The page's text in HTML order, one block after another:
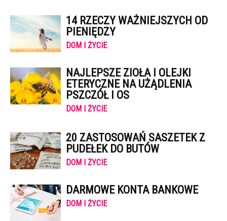
14 RZECZY WAŻNIEJSZYCH OD
PIENIĘDZY
DOM I ŻYCIE
NAJLEPSZE ZIOŁA I OLEJKI
ETERYCZNE NA UŻĄDLENIA
PSZCZÓŁ I OS
DOM I ŻYCIE
20 ZASTOSOWAŃ SASZETEK Z
PUDEŁEK DO BUTÓW
DOM I ŻYCIE
DARMOWE KONTA BANKOWE
DOM I ŻYCIE